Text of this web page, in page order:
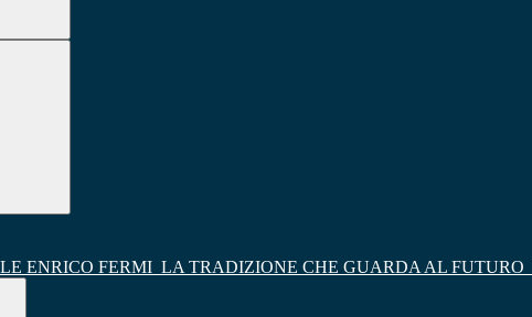
ENRICO FERMI LA TRADIZIONE CHE GUARDA AL FUTURO